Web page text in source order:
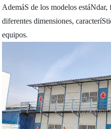
AdemáS de los modelos
diferentes dimensiones,
equipos.